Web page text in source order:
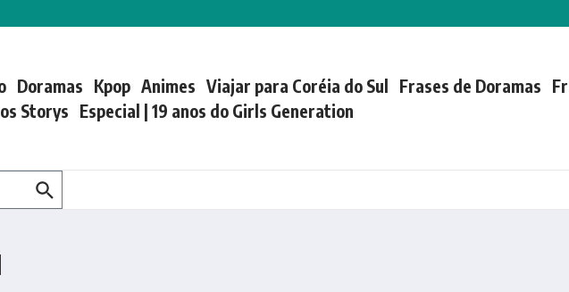
Doramas Kpop Animes Viajar para Coréia do Sul Frases de Doramas
Storys Especial | 19 anos do Girls Generation